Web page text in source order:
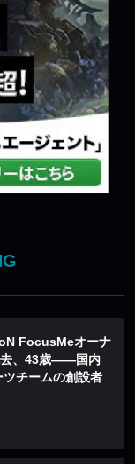
FocusMeオーナ
去、43歳——国内
チームの創設者